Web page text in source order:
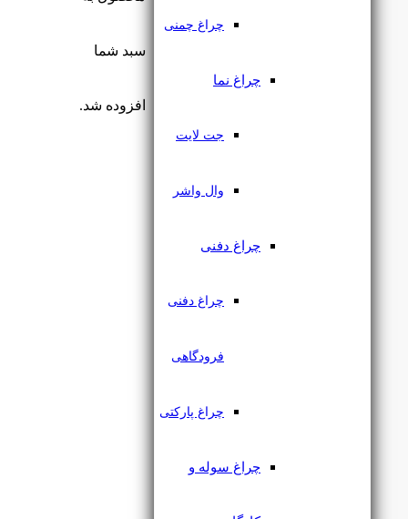
چراغ چمنی
چراغ نما
جت لایت
وال واشر
چراغ دفنی
چراغ دفنی
فرودگاهی
چراغ پارکتی
چراغ سوله و
سبد شما
افزوده شد.